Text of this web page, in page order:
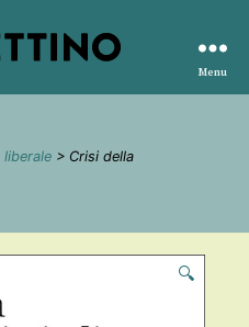
editore
Menu
liberale > Crisi della
🔍